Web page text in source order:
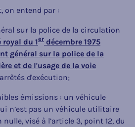
on entend par :
sur la police de la circulation
royal du 1er décembre 1975
général sur la police de la
et de l'usage de la voie
d'exécution;
émissions : un véhicule
n’est pas un véhicule utilitaire
visé à l’article 3, point 12, du